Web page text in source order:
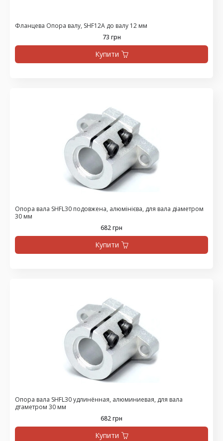
Фланцева Опора валу, SHF12A до валу 12 мм
73 грн
Купити
Опора вала SHFL30 подовжена, алюмінієва, для вала діаметром
30 мм
682 грн
Купити
Опора вала SHFL30 удлинённая, алюминиевая, для вала
дтаметром 30 мм
682 грн
Купити